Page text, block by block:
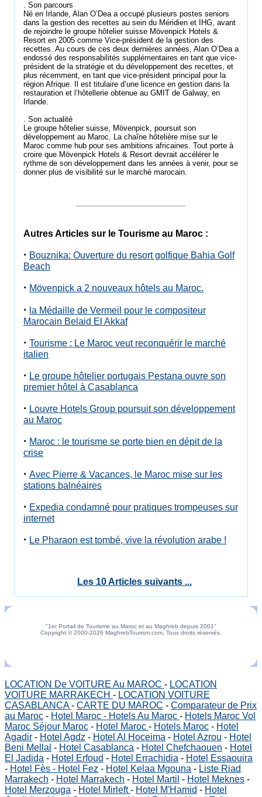
. Son parcours
Né en Irlande, Alan O’Dea a occupé plusieurs postes seniors
dans la gestion des recettes au sein du Méridien et IHG, avant
de rejoindre le groupe hôtelier suisse Mövenpick Hotels &
Resort en 2005 comme Vice-président de la gestion des
recettes. Au cours de ces deux dernières années, Alan O’Dea a
endossé des responsabilités supplémentaires en tant que vice-
président de la stratégie et du développement des recettes, et
plus récemment, en tant que vice-président principal pour la
région Afrique. Il est titulaire d’une licence en gestion dans la
restauration et l’hôtellerie obtenue au GMIT de Galway, en
Irlande.
. Son actualité
Le groupe hôtelier suisse, Mövenpick, poursuit son
développement au Maroc. La chaîne hôtelière mise sur le
Maroc comme hub pour ses ambitions africaines. Tout porte à
croire que Mövenpick Hotels & Resort devrait accélérer le
rythme de son développement dans les années à venir, pour se
donner plus de visibilité sur le marché marocain.
Autres Articles sur le Tourisme au Maroc :
· Bouznika: Ouverture du resort golfique Bahia Golf
Beach
· Mövenpick a 2 nouveaux hôtels au Maroc.
· la Médaille de Vermeil pour le compositeur
Marocain Belaid El Akkaf
· Tourisme : Le Maroc veut reconquérir le marché
italien
· Le groupe hôtelier portugais Pestana ouvre son
premier hôtel à Casablanca
· Louvre Hotels Group poursuit son développement
au Maroc
· Maroc : le tourisme se porte bien en dépit de la
crise
· Avec Pierre & Vacances, le Maroc mise sur les
stations balnéaires
· Expedia condamné pour pratiques trompeuses sur
internet
· Le Pharaon est tombé, vive la révolution arabe !
Les 10 Articles suivants ...
"1er Portail de Tourisme au Maroc et au Maghreb depuis 2001"
Copyright © 2000-2026 MaghrebTourism.com, Tous droits réservés.
LOCATION De VOITURE Au MAROC - LOCATION
VOITURE MARRAKECH - LOCATION VOITURE
CASABLANCA- CARTE DU MAROC - Comparateur de Prix
au Maroc - Hotel Maroc - Hotels Au Maroc - Hotels Maroc Vol
Maroc Séjour Maroc - Hotel Maroc - Hotels Maroc - Hotel
Agadir - Hotel Agdz - Hotel Al Hoceima - Hotel Azrou - Hotel
Beni Mellal - Hotel Casablanca - Hotel Chefchaouen - Hotel
El Jadida - Hotel Erfoud - Hotel Errachidia - Hotel Essaouira
- Hotel Fès - Hotel Fez - Hotel Kelaa Mgouna - Liste Riad
Marrakech - Hotel Marrakech - Hotel Martil - Hotel Meknes -
Hotel Merzouga - Hotel Mirleft- Hotel M'Hamid - Hotel